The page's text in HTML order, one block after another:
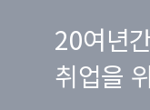
20여년
취업을